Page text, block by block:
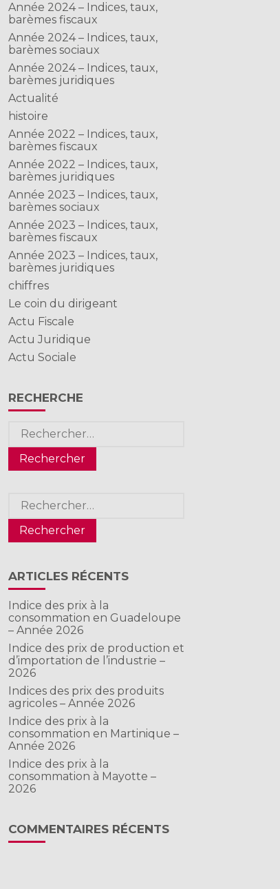
Année 2024 – Indices, taux,
barèmes fiscaux
Année 2024 – Indices, taux,
barèmes sociaux
Année 2024 – Indices, taux,
barèmes juridiques
Actualité
histoire
Année 2022 – Indices, taux,
barèmes fiscaux
Année 2022 – Indices, taux,
barèmes juridiques
Année 2023 – Indices, taux,
barèmes sociaux
Année 2023 – Indices, taux,
barèmes fiscaux
Année 2023 – Indices, taux,
barèmes juridiques
chiffres
Le coin du dirigeant
Actu Fiscale
Actu Juridique
Actu Sociale
RECHERCHE
Rechercher :
Rechercher :
ARTICLES RÉCENTS
Indice des prix à la
consommation en Guadeloupe
– Année 2026
Indice des prix de production et
d’importation de l’industrie –
2026
Indices des prix des produits
agricoles – Année 2026
Indice des prix à la
consommation en Martinique –
Année 2026
Indice des prix à la
consommation à Mayotte –
2026
COMMENTAIRES RÉCENTS